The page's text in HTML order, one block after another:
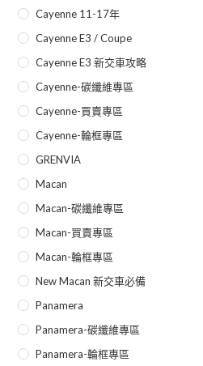
Cayenne 11-17年
Cayenne E3 / Coupe
Cayenne E3 新交車攻略
Cayenne-碳纖維專區
Cayenne-買賣專區
Cayenne-輪框專區
GRENVIA
Macan
Macan-碳纖維專區
Macan-買賣專區
Macan-輪框專區
New Macan 新交車必備
Panamera
Panamera-碳纖維專區
Panamera-輪框專區